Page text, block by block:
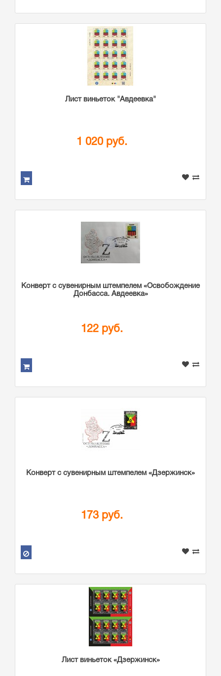
Лист виньеток "Авдеевка"
1 020 руб.
Конверт с сувенирным штемпелем «Освобождение
Донбасса. Авдеевка»
122 руб.
Конверт с сувенирным штемпелем «Дзержинск»
173 руб.
Лист виньеток «Дзержинск»